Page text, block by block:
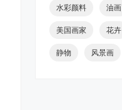
水彩颜料 油画
美国画家 花卉
静物 风景画